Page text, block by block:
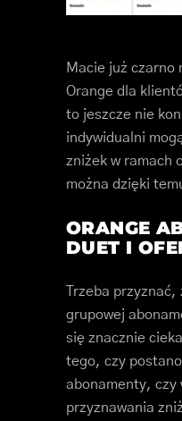
Macie już czarno
Orange dla
to jeszcze nie
indywidualni
zniżek w ramach
można dzięki
ORANGE
DUET I
Trzeba
grupowej
się znacznie
tego, czy
abonamenty, czy
przyznawania